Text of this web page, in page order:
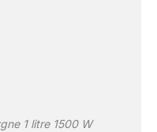
à 1500 W
et peut faire
1 litre d'eau en 4
La bouilloire
ce qui rend
1 litre 1500 W